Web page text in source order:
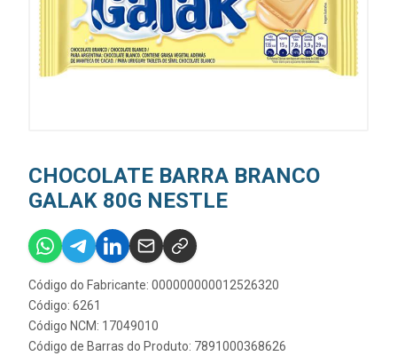
CHOCOLATE BARRA BRANCO
GALAK 80G NESTLE
Código do Fabricante: 000000000012526320
Código: 6261
Código NCM: 17049010
Código de Barras do Produto: 7891000368626